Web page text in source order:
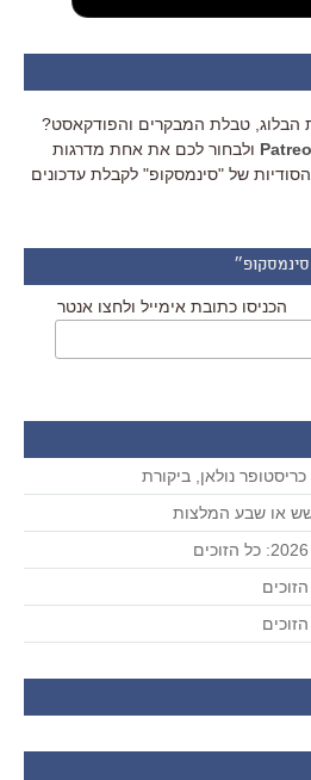
הבלוג, טבלת המבקרים והפודקאסט?
ולבחור לכם את אחת מדרגות
של "סינמסקופ" לקבלת עדכונים
הכניסו כתובת אימייל ולחצו אנטר
נולאן, ביקורת